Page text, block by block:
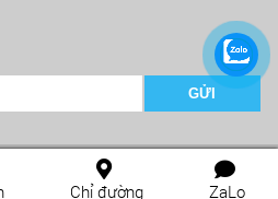
LIỆU TRANG TRÍ XÂY DỰNG BÌNH NAM
by
Nina.vn
Chỉ đường ZaLo